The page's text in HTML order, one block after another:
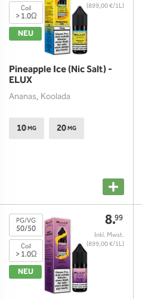
(899,00 €/1L)
Coil
> 1.0Ω
NEU
Pineapple Ice (Nic Salt) -
ELUX
Ananas, Koolada
10MG 20MG
8.99
(899,00 €/1L)
PG/VG
50/50
Coil
> 1.0Ω
NEU